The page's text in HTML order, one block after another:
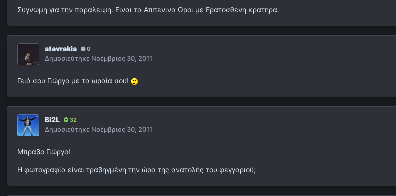
Συγνωμη για την παραλειψη. Ειναι τα Αππενινα Οροι με Ερατοσθενη κρατηρα.
stavrakis 0
Δημοσιεύτηκε Νοέμβριος 30, 2011
Γειά σου Γιώργο με τα ωραία σου!
Bi2L 32
Δημοσιεύτηκε Νοέμβριος 30, 2011
Μπράβο Γιώργο!
Η φωτογραφία είναι τραβηγμένη την ώρα της ανατολής του φεγγαριού;